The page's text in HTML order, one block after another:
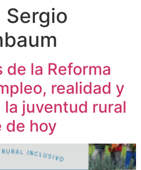
Sergio
de la Reforma
realidad y
la juventud rural
de hoy